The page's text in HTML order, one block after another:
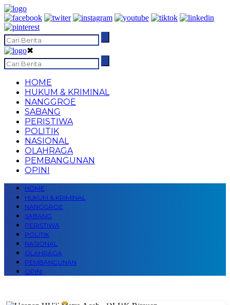
✖
HOME
HUKUM & KRIMINAL
NANGGROE
SABANG
PERISTIWA
POLITIK
NASIONAL
OLAHRAGA
PEMBANGUNAN
OPINI
HOME
HUKUM & KRIMINAL
NANGGROE
SABANG
PERISTIWA
POLITIK
NASIONAL
OLAHRAGA
PEMBANGUNAN
OPINI